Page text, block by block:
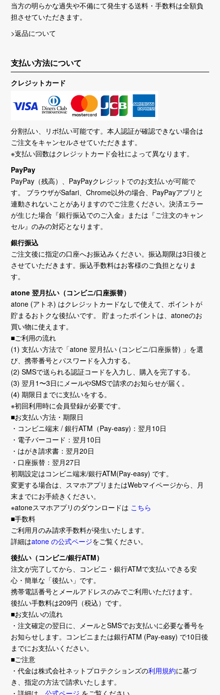
当方の明らかな過失や不備にて発生する送料・手数料は全額負
担させていただきます。
>返品について
支払い方法について
クレジットカード
分割払い、リボ払い可能です。本人認証が確認できない場合は
ご注文をキャンセルさせていただきます。
※支払い回数はクレジットカード会社によって異なります。
PayPay
PayPay（残高）、PayPayクレジットでのお支払いが可能で
す。 ブラウザがSafari、Chrome以外の場合、PayPayアプリと
連動されないことがありますのでご注意ください。決済エラー
が生じた場合『銀行振込でのご入金』または『ご注文のキャン
セル』のみの対応となります。
銀行振込
ご注文後に指定の口座へお振込みください。振込期限は3日後と
させていただきます。振込手数料はお客様のご負担となりま
す。
atone 翌月払い（コンビニ/口座振替）
atone (アトネ) はクレジットカードなしで使えて、ポイントが
貯まるおトクな後払いです。 貯まったポイントは、atoneのお
買い物に使えます。
■ご利用の流れ
(1) 支払い方法で「atone 翌月払い (コンビニ/口座振替) 」を選
び、携帯番号とパスワードを入力する。
(2) SMSで送られる認証コードを入力し、購入を完了する。
(3) 翌月1〜3日にメールやSMSで請求のお知らせが届く。
(4) 期限日までに支払いをする。
※初回利用時に会員登録が必要です。
■お支払い方法・期限日
・コンビニ端末 / 銀行ATM（Pay-easy)：翌月10日
・電子バーコード：翌月10日
・はがき請求書：翌月20日
・口座振替：翌月27日
初期設定はコンビニ端末/銀行ATM(Pay-easy) です。
変更する場合は、スマホアプリまたはWebマイページから、月
末までにお手続きください。
※atoneスマホアプリのダウンロードは こちら
■手数料
ご利用月のみ請求手数料が発生いたします。
詳細はatone の公式ページをご覧ください。
後払い（コンビニ/銀行ATM）
注文が完了してから、コンビニ・銀行ATMで支払いできる安
心・簡単な「後払い」です。
携帯電話番号とメールアドレスのみでご利用いただけます。
後払い手数料は209円（税込）です。
■お支払いの流れ
・注文確定の翌日に、メールとSMSでお支払いに必要な番号を
お知らせします。コンビニまたは銀行ATM (Pay-easy) で10日後
までにお支払いください。
■ご注意
・代金は株式会社ネットプロテクションズの利用規約に基づ
き、指定の方法で請求いたします。
・詳細は、公式ページ をご覧ください。